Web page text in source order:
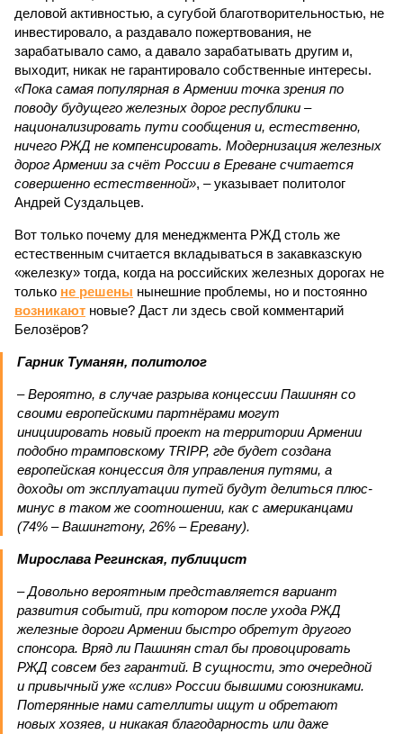
деловой активностью, а сугубой благотворительностью, не
инвестировало, а раздавало пожертвования, не
зарабатывало само, а давало зарабатывать другим и,
выходит, никак не гарантировало собственные интересы.
«Пока самая популярная в Армении точка зрения по
поводу будущего железных дорог рес­публики –
национализировать пути сообщения и, естественно,
ничего РЖД не компенсировать. Модернизация железных
дорог Армении за счёт России в Ереване считается
совершенно естественной», – указывает политолог
Андрей Суздальцев.
Вот только почему для менеджмента РЖД столь же
естественным считается вкладываться в закавказскую
«железку» тогда, когда на российских железных дорогах не
только не решены нынешние проблемы, но и постоянно
возникают новые? Даст ли здесь свой комментарий
Белозёров?
Гарник Туманян, политолог
– Вероятно, в случае разрыва концессии Пашинян со
своими европейскими партнёрами могут
инициировать новый проект на территории Армении
подобно трамповскому TRIPP, где будет создана
европейская концессия для управления путями, а
доходы от эксплуатации путей будут делиться плюс-
минус в таком же соотношении, как с американцами
(74% – Вашингтону, 26% – Еревану).
Мирослава Регинская, публицист
– Довольно вероятным представляется вариант
развития событий, при котором после ухода РЖД
железные дороги Армении быстро обретут другого
спонсора. Вряд ли Пашинян стал бы провоцировать
РЖД совсем без гарантий. В сущности, это очередной
и привычный уже «слив» России бывшими союзниками.
Потерянные нами сателлиты ищут и обретают
новых хозяев, и никакая благодарность или даже